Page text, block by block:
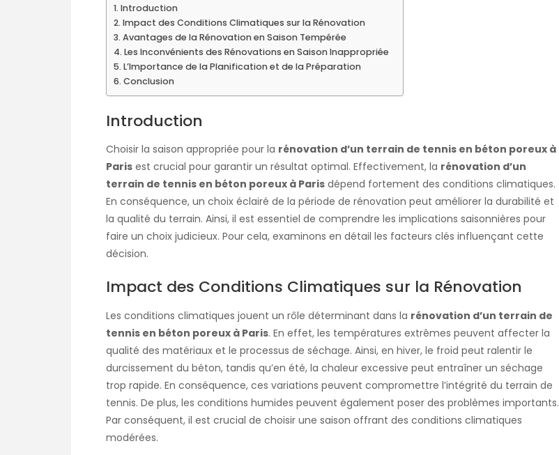
Introduction
Impact des Conditions Climatiques sur la Rénovation
Avantages de la Rénovation en Saison Tempérée
Les Inconvénients des Rénovations en Saison Inappropriée
L’Importance de la Planification et de la Préparation
Conclusion
Introduction
Choisir la saison appropriée pour la rénovation d’un terrain de tennis en béton poreux à
Paris est crucial pour garantir un résultat optimal. Effectivement, la rénovation d’un
terrain de tennis en béton poreux à Paris dépend fortement des conditions climatiques.
En conséquence, un choix éclairé de la période de rénovation peut améliorer la durabilité et
la qualité du terrain. Ainsi, il est essentiel de comprendre les implications saisonnières pour
faire un choix judicieux. Pour cela, examinons en détail les facteurs clés influençant cette
décision.
Impact des Conditions Climatiques sur la Rénovation
Les conditions climatiques jouent un rôle déterminant dans la rénovation d’un terrain de
tennis en béton poreux à Paris. En effet, les températures extrêmes peuvent affecter la
qualité des matériaux et le processus de séchage. Ainsi, en hiver, le froid peut ralentir le
durcissement du béton, tandis qu’en été, la chaleur excessive peut entraîner un séchage
trop rapide. En conséquence, ces variations peuvent compromettre l’intégrité du terrain de
tennis. De plus, les conditions humides peuvent également poser des problèmes importants.
Par conséquent, il est crucial de choisir une saison offrant des conditions climatiques
modérées.